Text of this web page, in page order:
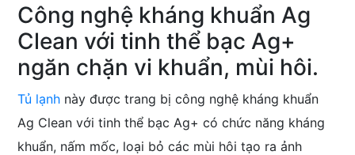
Công nghệ kháng khuẩn Ag
Clean với tinh thể bạc Ag+
ngăn chặn vi khuẩn, mùi hôi.
Tủ lạnh này được trang bị công nghệ kháng khuẩn
Ag Clean với tinh thể bạc Ag+ có chức năng kháng
khuẩn, nấm mốc, loại bỏ các mùi hôi tạo ra ảnh